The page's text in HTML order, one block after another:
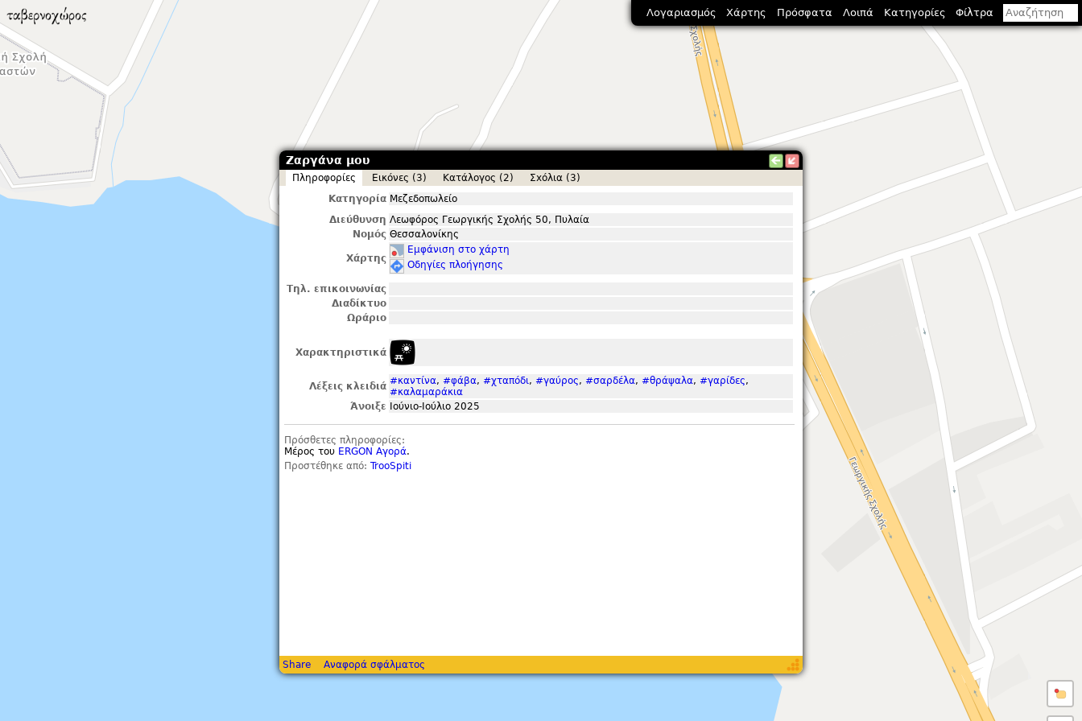
Ζαργάνα μου
Πληροφορίες Εικόνες (3) Κατάλογος (2)
Σxόλια (3)
Κατηγορία Μεζεδοπωλείο
Διεύθυνση Λεωφόρος Γεωργικής Σχολής 50, Πυλαία
Νομός Θεσσαλονίκης
Χάρτης
Εμφάνιση στο χάρτη
Οδηγίες πλοήγησης
Τηλ. επικοινωνίας
Διαδίκτυο
Ωράριο
Χαρακτηριστικά
Λέξεις κλειδιά #καντίνα, #φάβα, #χταπόδι, #γαύρος, #σαρδέλα, #θράψαλα, #γαρίδες,
#καλαμαράκια
Άνοιξε
Ιούνιο-Ιούλιο 2025
Πρόσθετες πληροφορίες:
Μέρος του ERGON Αγορά.
Προστέθηκε από: TrooSpiti
Share Αναφορά σφάλματος
Λογαριασμός Χάρτης Πρόσφατα Λοιπά Κατηγορίες Φίλτρα